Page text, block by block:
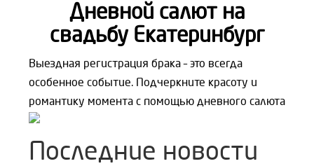
Дневной салют на
свадьбу Екатеринбург
Выездная регистрация брака – это всегда
особенное событие. Подчеркните красоту и
романтику момента с помощью дневного салюта
Последние новости